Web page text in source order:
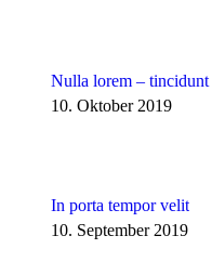
Nulla lorem – tincidunt
10. Oktober 2019
In porta tempor velit
10. September 2019